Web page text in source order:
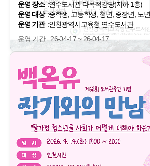
운영 장소 :연수도서관 다목적강당(지하 1층)
운영 대상 :중학생, 고등학생, 청년, 중장년, 노년
운영 기관 :인천광역시교육청 연수도서관
운영 기간 : 26-04-17 ~ 26-04-17